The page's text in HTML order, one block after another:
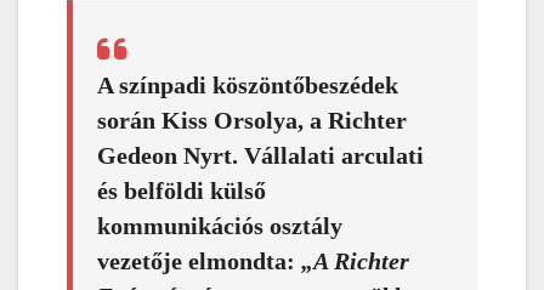
A színpadi köszöntőbeszédek
során Kiss Orsolya, a Richter
Gedeon Nyrt. Vállalati arculati
és belföldi külső
kommunikációs osztály
vezetője elmondta: „A Richter